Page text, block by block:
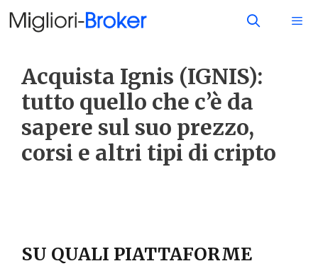
Acquista Ignis (IGNIS):
tutto quello che c’è da
sapere sul suo prezzo,
corsi e altri tipi di cripto
SU QUALI PIATTAFORME